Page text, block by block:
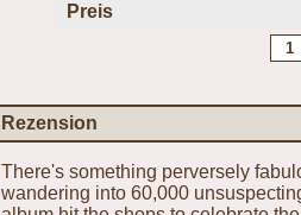
Preis
Rezension
There's something perversely
wandering into 60,000